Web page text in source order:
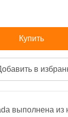
Купить
в
выполнена из